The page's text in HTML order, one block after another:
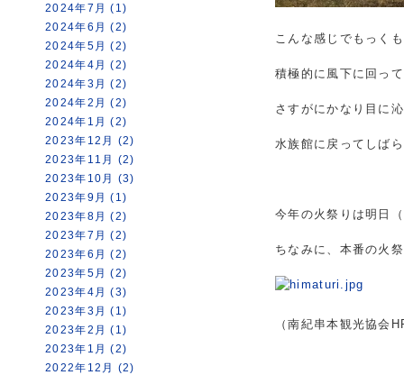
2024年7月 (1)
2024年6月 (2)
2024年5月 (2)
2024年4月 (2)
2024年3月 (2)
2024年2月 (2)
2024年1月 (2)
2023年12月 (2)
2023年11月 (2)
2023年10月 (3)
2023年9月 (1)
2023年8月 (2)
2023年7月 (2)
2023年6月 (2)
2023年5月 (2)
2023年4月 (3)
2023年3月 (1)
2023年2月 (1)
2023年1月 (2)
2022年12月 (2)
こんな感じでもっく
積極的に風下に回っ
さすがにかなり目に
水族館に戻ってしば
今年の火祭りは明日
ちなみに、本番の火
（南紀串本観光協会